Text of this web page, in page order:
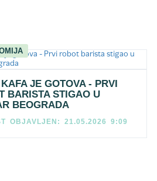
JE GOTOVA - PRVI
BARISTA STIGAO U
BEOGRADA
OBJAVLJEN: 21.05.2026 9:09